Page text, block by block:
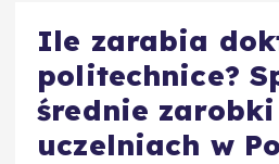
Ile zarabia
politechnice?
średnie
uczelniach w